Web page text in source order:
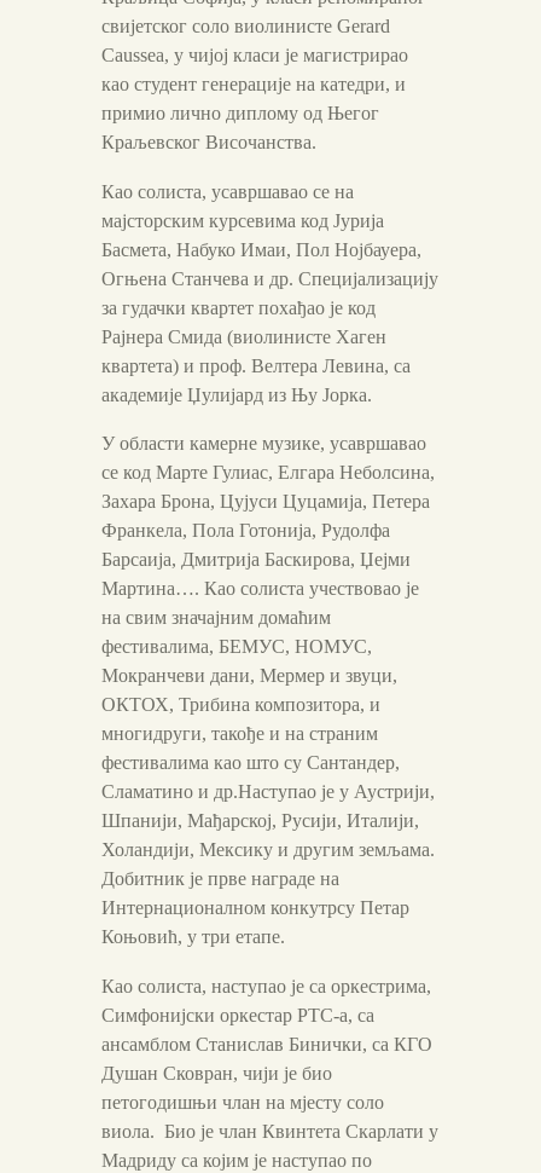
свијетског соло виолинисте Gerard
Caussea, у чијој класи је магистрирао
као студент генерације на катедри, и
примио лично диплому од Његог
Краљевског Височанства.
Као солиста, усавршавао се на
мајсторским курсевима код Јурија
Басмета, Набуко Имаи, Пол Нојбауера,
Огњена Станчева и др. Специјализацију
за гудачки квартет похађао је код
Рајнера Смида (виолинисте Хаген
квартета) и проф. Велтера Левина, са
академије Џулијард из Њу Јорка.
У области камерне музике, усавршавао
се код Марте Гулиас, Елгара Неболсина,
Захара Брона, Цујуси Цуцамија, Петера
Франкела, Пола Готонија, Рудолфа
Барсаија, Дмитрија Баскирова, Џејми
Мартина…. Као солиста учествовао је
на свим значајним домаћим
фестивалима, БЕМУС, НОМУС,
Мокранчеви дани, Мермер и звуци,
ОКТОХ, Трибина композитора, и
многидруги, такође и на страним
фестивалима као што су Сантандер,
Сламатино и др.Наступао је у Аустрији,
Шпанији, Мађарској, Русији, Италији,
Холандији, Мексику и другим земљама.
Добитник је прве награде на
Интернационалном конкутрсу Петар
Коњовић, у три етапе.
Као солиста, наступао је са оркестрима,
Симфонијски оркестар РТС-а, са
ансамблом Станислав Бинички, са КГО
Душан Сковран, чији је био
петогодишњи члан на мјесту соло
виола. Био је члан Квинтета Скарлати у
Мадриду са којим је наступао по